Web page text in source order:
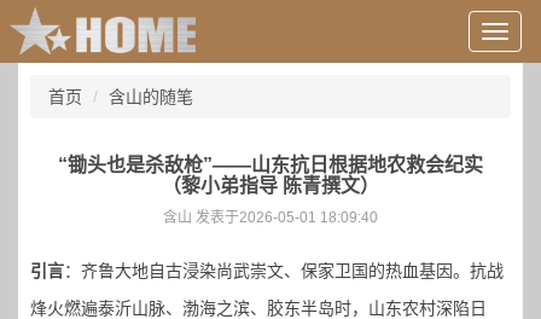
用
户
首页 含山的随笔
“锄头也是杀敌枪”——山东抗日根据地农救会纪实
（黎小弟指导 陈青撰文）
含山 发表于2026-05-01 18:09:40
引言：齐鲁大地自古浸染尚武崇文、保家卫国的热血基因。抗战
烽火燃遍泰沂山脉、渤海之滨、胶东半岛时，山东农村深陷日